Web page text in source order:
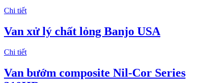
Chi tiết
Van xử lý chất lỏng Banjo USA
Chi tiết
Van bướm composite Nil-Cor Series